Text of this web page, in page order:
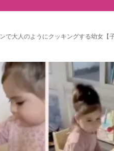
で大人のようにクッキングする幼女【